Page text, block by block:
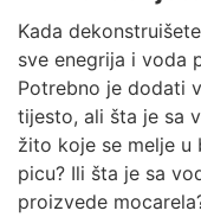
Kada
sve enegrija i voda
Potrebno je dodati
tijesto, ali šta je sa
žito koje se melje u
picu? Ili šta je sa
proizvede